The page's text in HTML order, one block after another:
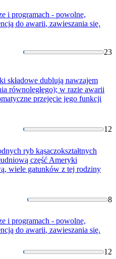
i programach - powolne,
do awarii, zawieszania się.
23
składowe dublują nawzajem
równoległego); w razie awarii
przejęcie jego funkcji
12
ryb kąsaczokształtnych
część Ameryki
wiele gatunków z tej rodziny
8
i programach - powolne,
do awarii, zawieszania się.
12